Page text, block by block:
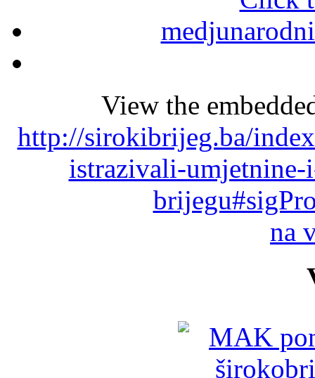
View the
http://sirokibrijeg.ba/
istrazivali-umjetnine-
na